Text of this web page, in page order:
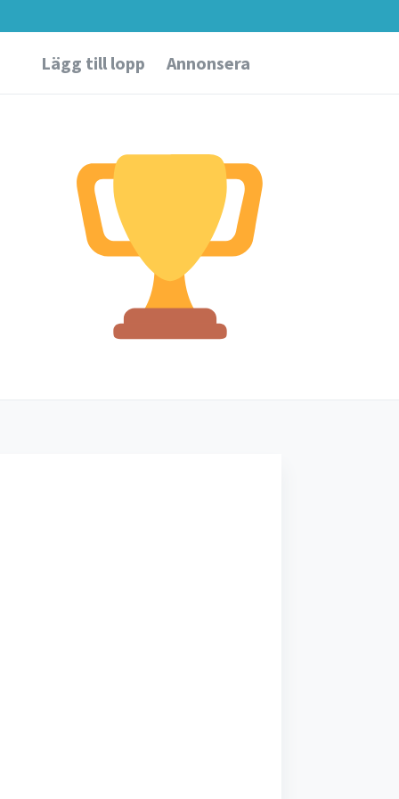
Lägg till lopp Annonsera